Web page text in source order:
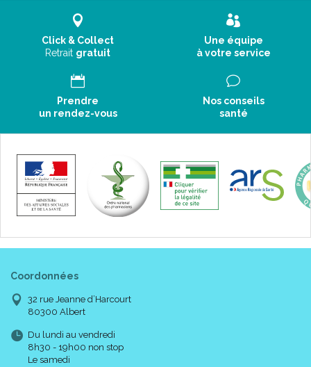
Click & Collect
Retrait gratuit
Une équipe
à votre service
Prendre
un rendez-vous
Nos conseils
santé
Coordonnées
32 rue Jeanne d’Harcourt
80300 Albert
Du lundi au vendredi
8h30 - 19h00 non stop
Le samedi